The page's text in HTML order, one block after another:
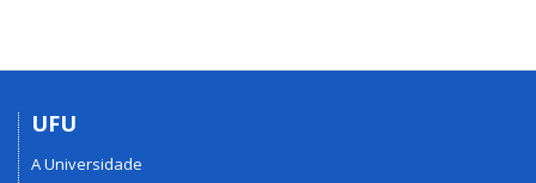
UFU
A Universidade